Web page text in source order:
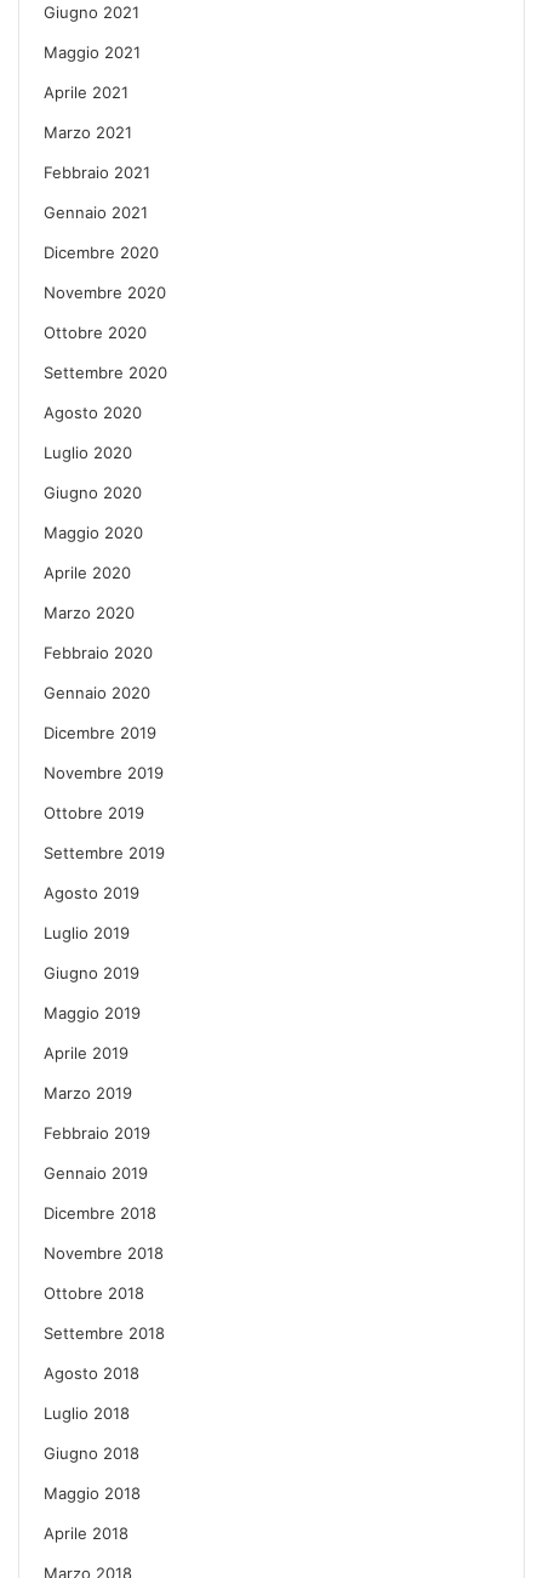
Giugno 2021
Maggio 2021
Aprile 2021
Marzo 2021
Febbraio 2021
Gennaio 2021
Dicembre 2020
Novembre 2020
Ottobre 2020
Settembre 2020
Agosto 2020
Luglio 2020
Giugno 2020
Maggio 2020
Aprile 2020
Marzo 2020
Febbraio 2020
Gennaio 2020
Dicembre 2019
Novembre 2019
Ottobre 2019
Settembre 2019
Agosto 2019
Luglio 2019
Giugno 2019
Maggio 2019
Aprile 2019
Marzo 2019
Febbraio 2019
Gennaio 2019
Dicembre 2018
Novembre 2018
Ottobre 2018
Settembre 2018
Agosto 2018
Luglio 2018
Giugno 2018
Maggio 2018
Aprile 2018
Marzo 2018